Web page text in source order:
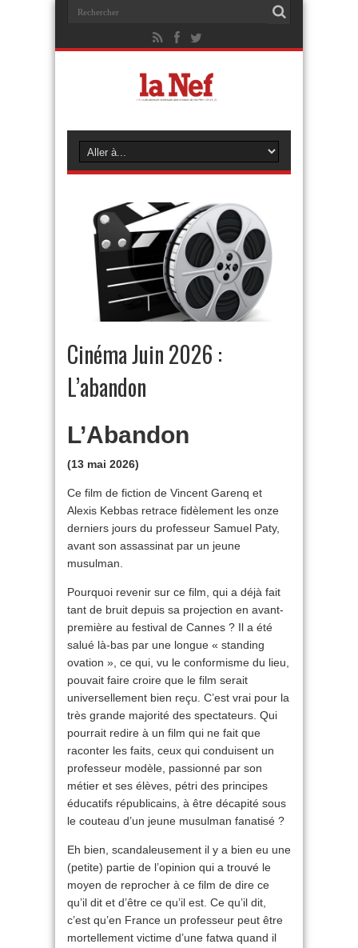
Cinéma Juin 2026 :
L’abandon
L’Abandon
(13 mai 2026)
Ce film de fiction de Vincent Garenq et
Alexis Kebbas retrace fidèlement les onze
derniers jours du professeur Samuel Paty,
avant son assassinat par un jeune
musulman.
Pourquoi revenir sur ce film, qui a déjà fait
tant de bruit depuis sa projection en avant-
première au festival de Cannes ? Il a été
salué là-bas par une longue « standing
ovation », ce qui, vu le conformisme du lieu,
pouvait faire croire que le film serait
universellement bien reçu. C’est vrai pour la
très grande majorité des spectateurs. Qui
pourrait redire à un film qui ne fait que
raconter les faits, ceux qui conduisent un
professeur modèle, passionné par son
métier et ses élèves, pétri des principes
éducatifs républicains, à être décapité sous
le couteau d’un jeune musulman fanatisé ?
Eh bien, scandaleusement il y a bien eu une
(petite) partie de l’opinion qui a trouvé le
moyen de reprocher à ce film de dire ce
qu’il dit et d’être ce qu’il est. Ce qu’il dit,
c’est qu’en France un professeur peut être
mortellement victime d’une fatwa quand il